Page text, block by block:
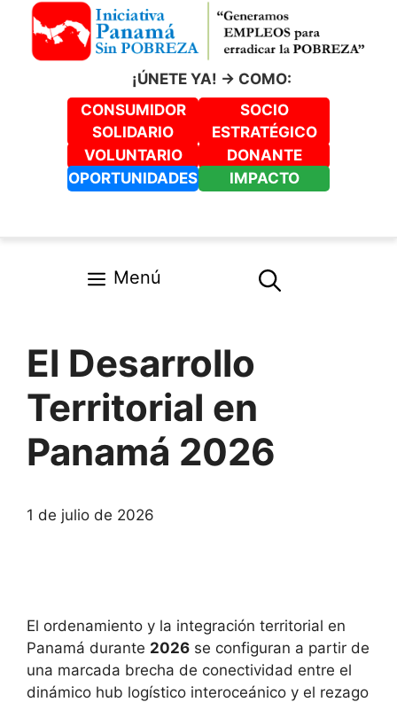
Saltar
contenido
¡ÚNETE YA! -> COMO:
CONSUMIDOR
SOLIDARIO
SOCIO
ESTRATÉGICO
VOLUNTARIO
DONANTE
OPORTUNIDADES
IMPACTO
Menú
El Desarrollo
Territorial en
Panamá 2026
1 de julio de 2026
El ordenamiento y la integración territorial en
Panamá durante 2026 se configuran a partir de
una marcada brecha de conectividad entre el
dinámico hub logístico interoceánico y el rezago